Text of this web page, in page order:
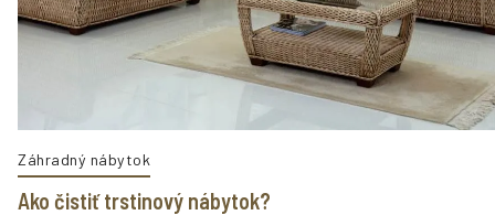
Záhradný nábytok
Ako čistiť trstinový nábytok?